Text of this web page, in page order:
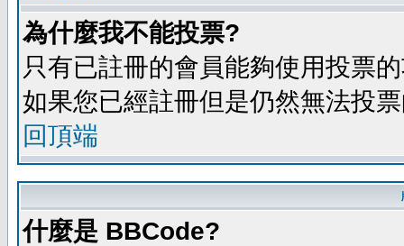
為什麼我不能投票?
只有已註冊的會員能夠使用投票
如果您已經註冊但是仍然無法投
回頂端
什麼是 BBCode?